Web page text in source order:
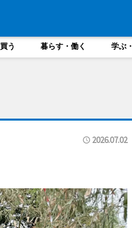
買う 暮らす・働く 学ぶ
2026.07.02